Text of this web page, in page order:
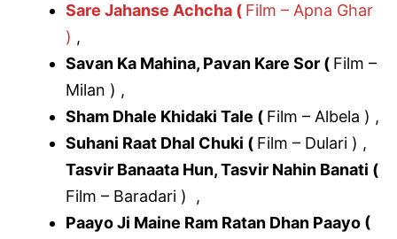
Sare Jahanse Achcha ( Film – Apna Ghar
) ,
Savan Ka Mahina, Pavan Kare Sor ( Film –
Milan ) ,
Sham Dhale Khidaki Tale ( Film – Albela ) ,
Suhani Raat Dhal Chuki ( Film – Dulari ) ,
Tasvir Banaata Hun, Tasvir Nahin Banati (
Film – Baradari ) ,
Paayo Ji Maine Ram Ratan Dhan Paayo (